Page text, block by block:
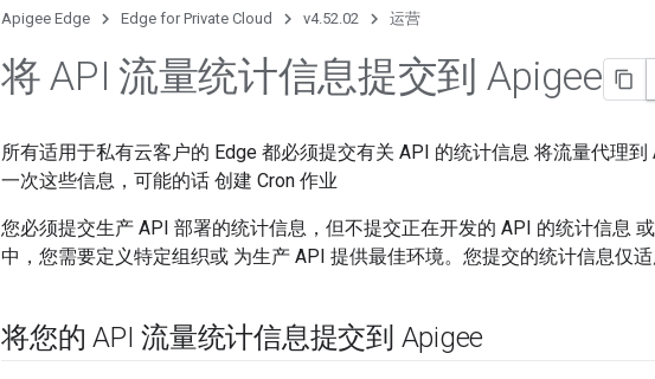
Apigee Edge Edge for Private Cloud v4.52.02 运营
将 API 流量统计信息提交到 Apigee
所有适用于私有云客户的 Edge 都必须提交有关 API 的统计信息 将流量代理
一次这些信息，可能的话 创建 Cron 作业
您必须提交生产 API 部署的统计信息，但不提交正在开发的 API 的统计信息
中，您需要定义特定组织或 为生产 API 提供最佳环境。您提交的统计信息仅适
将您的 API 流量统计信息提交到 Apigee